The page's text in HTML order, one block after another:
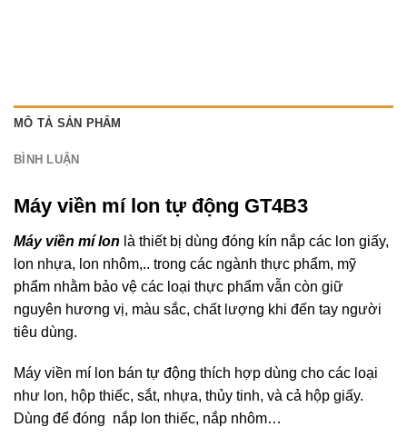
MÔ TẢ SẢN PHẨM
BÌNH LUẬN
Máy viền mí lon tự động GT4B3
Máy viền mí lon là thiết bị dùng đóng kín nắp các lon giấy,
lon nhựa, lon nhôm,.. trong các ngành thực phẩm, mỹ
phẩm nhằm bảo vệ các loại thực phẩm vẫn còn giữ
nguyên hương vị, màu sắc, chất lượng khi đến tay người
tiêu dùng.
Máy viền mí lon bán tự động thích hợp dùng cho các loại
như lon, hộp thiếc, sắt, nhựa, thủy tinh, và cả hộp giấy.
Dùng để đóng nắp lon thiếc, nắp nhôm…